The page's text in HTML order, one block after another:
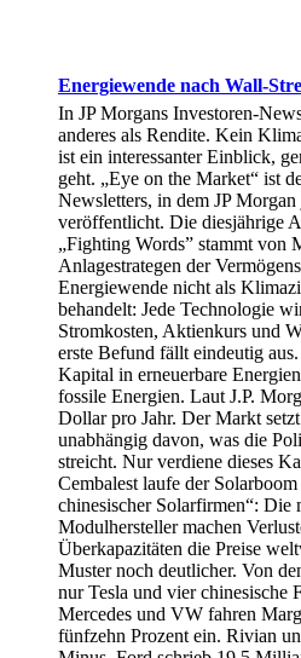
Energiewende nach Wall-
In JP Morgans Investoren-
anderes als Rendite. Kein
ist ein interessanter Einblick,
geht. „Eye on the Market“ ist
Newsletters, in dem JP
veröffentlicht. Die diesjährige
„Fighting Words” stammt von
Anlagestrategen der
Energiewende nicht als
behandelt: Jede Technologie
Stromkosten, Aktienkurs und
erste Befund fällt eindeutig
Kapital in erneuerbare
fossile Energien. Laut J.P.
Dollar pro Jahr. Der Markt
unabhängig davon, was die
streicht. Nur verdiene dieses
Cembalest laufe der
chinesischer Solarfirmen“: Die
Modulhersteller machen
Überkapazitäten die Preise
Muster noch deutlicher. Von
nur Tesla und vier chinesische
Mercedes und VW fahren
fünfzehn Prozent ein. Rivian